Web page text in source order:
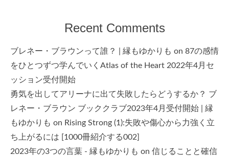
Recent Comments
ブレネー・ブラウンって誰？ | 縁もゆかりも on 87の感情
をひとつずつ学んでいくAtlas of the Heart 2022年4月セ
ッション受付開始
勇気を出してアリーナに出て失敗したらどうするか？ ブ
レネー・ブラウン ブッククラブ2023年4月受付開始 | 縁
もゆかりも on Rising Strong (1):失敗や傷心から力強く立
ち上がるには [1000冊紹介する002]
2023年の3つの言葉 - 縁もゆかりも on 信じることと確信